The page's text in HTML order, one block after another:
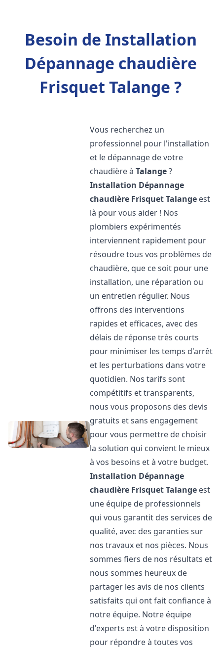
Besoin de Installation
Dépannage chaudière
Frisquet Talange ?
Vous recherchez un
professionnel pour l'installation
et le dépannage de votre
chaudière àTalange?
Installation Dépannage
chaudière FrisquetTalange est
là pour vous aider ! Nos
plombiers expérimentés
interviennent rapidement pour
résoudre tous vos problèmes de
chaudière, que ce soit pour une
installation, une réparation ou
un entretien régulier. Nous
offrons des interventions
rapides et efficaces, avec des
délais de réponse très courts
pour minimiser les temps d'arrêt
et les perturbations dans votre
quotidien. Nos tarifs sont
compétitifs et transparents,
nous vous proposons des devis
gratuits et sans engagement
pour vous permettre de choisir
la solution qui convient le mieux
à vos besoins et à votre budget.
Installation Dépannage
chaudière FrisquetTalange est
une équipe de professionnels
qui vous garantit des services de
qualité, avec des garanties sur
nos travaux et nos pièces. Nous
sommes fiers de nos résultats et
nous sommes heureux de
partager les avis de nos clients
satisfaits qui ont fait confiance à
notre équipe. Notre équipe
d'experts est à votre disposition
pour répondre à toutes vos